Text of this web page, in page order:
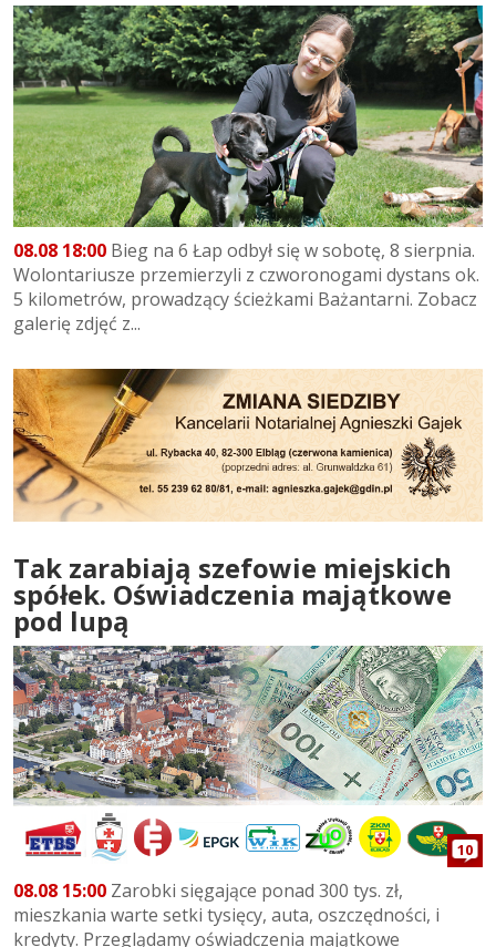
08.08 18:00 Bieg na 6 Łap odbył się w sobotę, 8 sierpnia.
Wolontariusze przemierzyli z czworonogami dystans ok.
5 kilometrów, prowadzący ścieżkami Bażantarni. Zobacz
galerię zdjęć z...
Tak zarabiają szefowie miejskich
spółek. Oświadczenia majątkowe
pod lupą
10
08.08 15:00 Zarobki sięgające ponad 300 tys. zł,
mieszkania warte setki tysięcy, auta, oszczędności, i
kredyty. Przeglądamy oświadczenia majątkowe